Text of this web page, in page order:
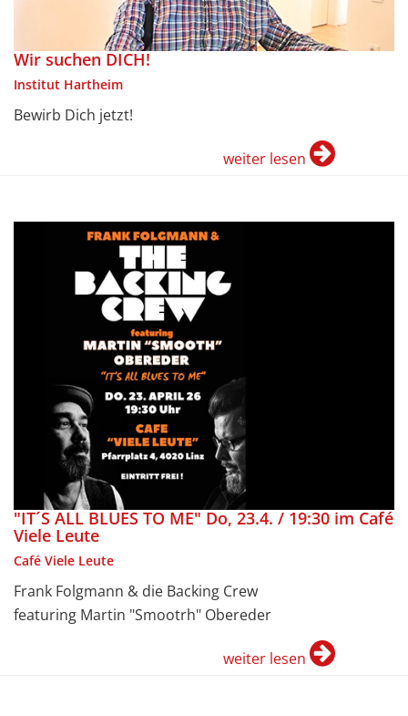
Wir suchen DICH!
Institut Hartheim
Bewirb Dich jetzt!
weiter lesen
"IT´S ALL BLUES TO ME" Do, 23.4. / 19:30 im Café
Viele Leute
Café Viele Leute
Frank Folgmann & die Backing Crew
featuring Martin "Smootrh" Obereder
weiter lesen